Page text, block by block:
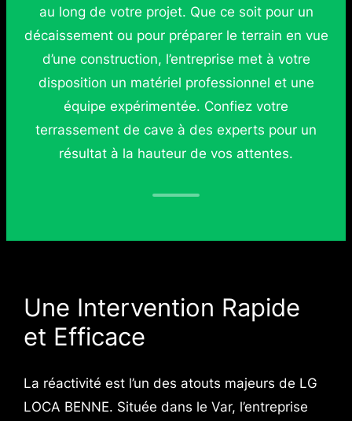
au long de votre projet. Que ce soit pour un
décaissement ou pour préparer le terrain en vue
d’une construction, l’entreprise met à votre
disposition un matériel professionnel et une
équipe expérimentée. Confiez votre
terrassement de cave à des experts pour un
résultat à la hauteur de vos attentes.
Une Intervention Rapide
et Efficace
La réactivité est l’un des atouts majeurs de LG
LOCA BENNE. Située dans le Var, l’entreprise